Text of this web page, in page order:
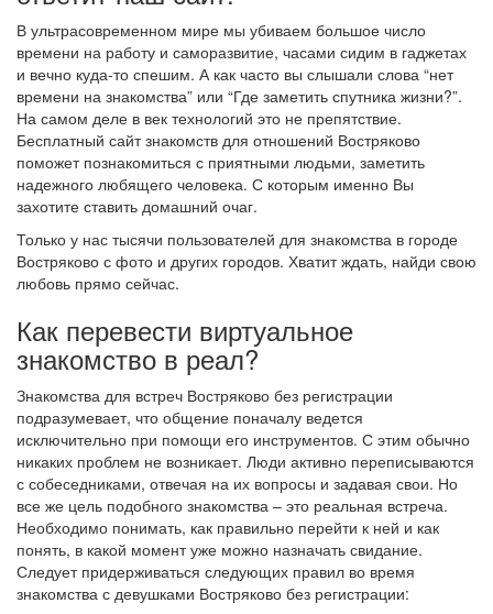
В ультрасовременном мире мы убиваем большое число
времени на работу и саморазвитие, часами сидим в гаджетах
и вечно куда-то спешим. А как часто вы слышали слова “нет
времени на знакомства” или “Где заметить спутника жизни?”.
На самом деле в век технологий это не препятствие.
Бесплатный сайт знакомств для отношений Востряково
поможет познакомиться с приятными людьми, заметить
надежного любящего человека. С которым именно Вы
захотите ставить домашний очаг.
Только у нас тысячи пользователей для знакомства в городе
Востряково с фото и других городов. Хватит ждать, найди свою
любовь прямо сейчас.
Как перевести виртуальное
знакомство в реал?
Знакомства для встреч Востряково без регистрации
подразумевает, что общение поначалу ведется
исключительно при помощи его инструментов. С этим обычно
никаких проблем не возникает. Люди активно переписываются
с собеседниками, отвечая на их вопросы и задавая свои. Но
все же цель подобного знакомства – это реальная встреча.
Необходимо понимать, как правильно перейти к ней и как
понять, в какой момент уже можно назначать свидание.
Следует придерживаться следующих правил во время
знакомства с девушками Востряково без регистрации: